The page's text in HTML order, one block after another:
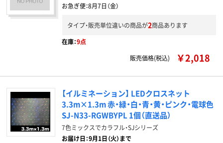
お急ぎ便：8月7日（金）
タイプ・販売単位違いの商品が2商品あります
在庫：9点
販売価格(税込)
￥2,018
【イルミネーション】 LEDクロスネット
3.3m×1.3m 赤・緑・白・青・黄・ピンク・電球色
SJ-N33-RGWBYPL 1個（直送品）
7色ミックスでカラフル・SJシリーズ
お届け日：9月1日（火）まで